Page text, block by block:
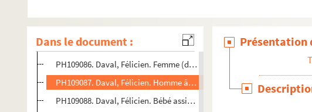
Dans le document :
PH109084. Costet, E.. Jeune fille et bébé (dans un ovale)
PH109085. Costet, E.. Femme et fillette (dans un ovale)
PH109086. Daval, Félicien. Femme (dans un ovale)
PH109087. Daval, Félicien. Homme âgé, barbu, en buste
PH109088. Daval, Félicien. Bébé assis sur un fauteuil
Présentation